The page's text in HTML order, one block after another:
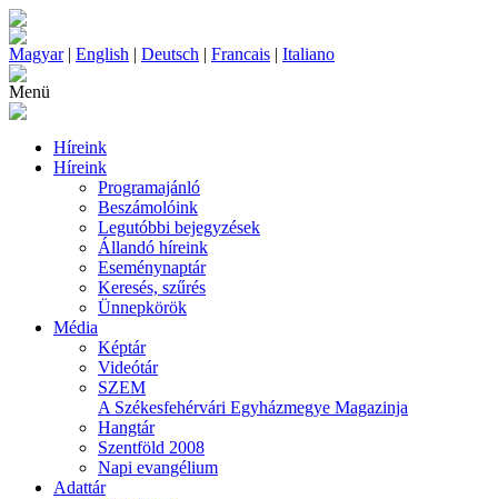
Magyar| English | Deutsch | Francais | Italiano
Menü
Híreink
Híreink
Programajánló
Beszámolóink
Legutóbbi bejegyzések
Állandó híreink
Eseménynaptár
Keresés, szűrés
Ünnepkörök
Média
Képtár
Videótár
SZEM
A Székesfehérvári Egyházmegye Magazinja
Hangtár
Szentföld 2008
Napi evangélium
Adattár